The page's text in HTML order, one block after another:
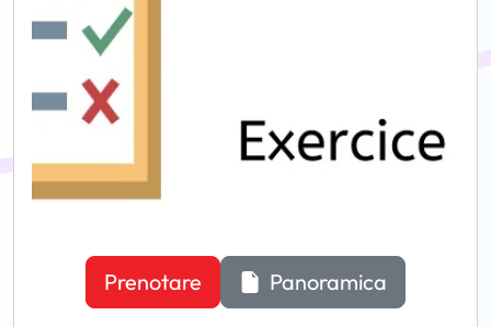
Prenotare Panoramica